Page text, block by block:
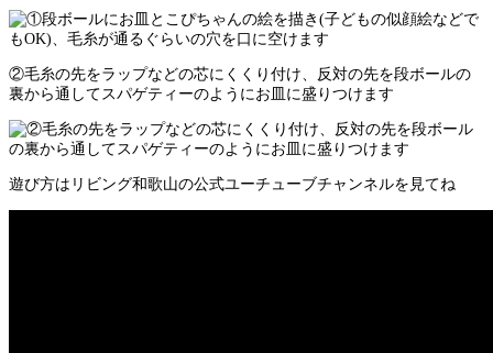
②毛糸の先をラップなどの芯にくくり付け、反対の先を段ボールの
裏から通してスパゲティーのようにお皿に盛りつけます
遊び方はリビング和歌山の公式ユーチューブチャンネルを見てね